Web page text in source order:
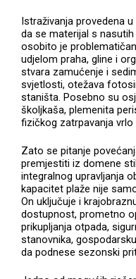
Istraživanja provedena
da se materijal s
osobito je
udjelom praha, gline i
stvara zamućenje i
svjetlosti, otežava
staništa. Posebno su
školjkaša, plemenita
fizičkog zatrpavanja
Zato se pitanje
premjestiti iz domene
integralnog upravljanja
kapacitet plaže nije
On uključuje i
dostupnost, prometno
prikupljanja otpada,
stanovnika,
da podnese sezonski